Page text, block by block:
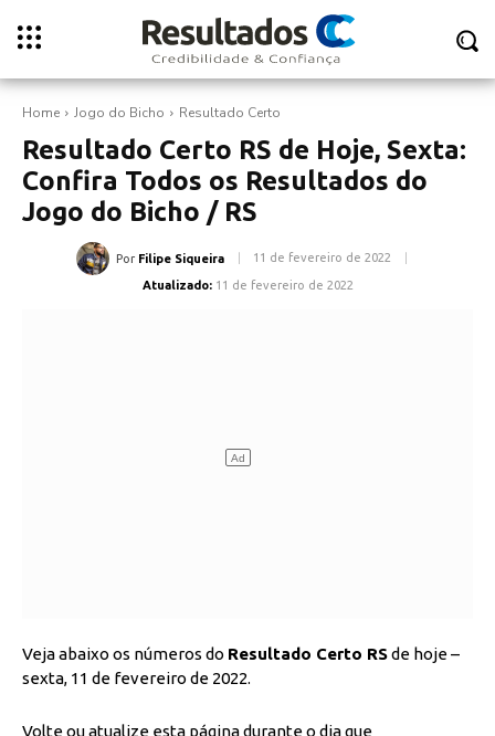
Home Jogo do Bicho Resultado Certo
Resultado Certo RS de Hoje, Sexta:
Confira Todos os Resultados do
Jogo do Bicho / RS
Por Filipe Siqueira 11 de fevereiro de 2022
Atualizado: 11 de fevereiro de 2022
Veja abaixo os números do Resultado Certo RSde hoje –
sexta, 11 de fevereiro de 2022.
Volte ou atualize esta página durante o dia que